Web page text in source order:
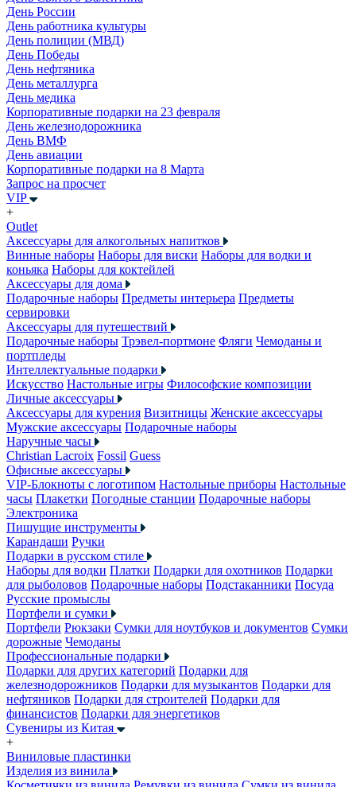
День России
День работника культуры
День полиции (МВД)
День Победы
День нефтяника
День металлурга
День медика
Корпоративные подарки на 23 февраля
День железнодорожника
День ВМФ
День авиации
Корпоративные подарки на 8 Марта
Запрос на просчет
VIP
+
Outlet
Аксессуары для алкогольных напитков
Винные наборы Наборы для виски Наборы для водки и
коньяка Наборы для коктейлей
Аксессуары для дома
Подарочные наборы Предметы интерьера Предметы
сервировки
Аксессуары для путешествий
Подарочные наборы Трэвел-портмоне Фляги Чемоданы и
портпледы
Интеллектуальные подарки
Искусство Настольные игры Философские композиции
Личные аксессуары
Аксессуары для курения Визитницы Женские аксессуары
Мужские аксессуары Подарочные наборы
Наручные часы
Christian Lacroix Fossil Guess
Офисные аксессуары
VIP-Блокноты с логотипом Настольные приборы Настольные
часы Плакетки Погодные станции Подарочные наборы
Электроника
Пишущие инструменты
Карандаши Ручки
Подарки в русском стиле
Наборы для водки Платки Подарки для охотников Подарки
для рыболовов Подарочные наборы Подстаканники Посуда
Русские промыслы
Портфели и сумки
Портфели Рюкзаки Сумки для ноутбуков и документов Сумки
дорожные Чемоданы
Профессиональные подарки
Подарки для других категорий Подарки для
железнодорожников Подарки для музыкантов Подарки для
нефтяников Подарки для строителей Подарки для
финансистов Подарки для энергетиков
Сувениры из Китая
+
Виниловые пластинки
Изделия из винила